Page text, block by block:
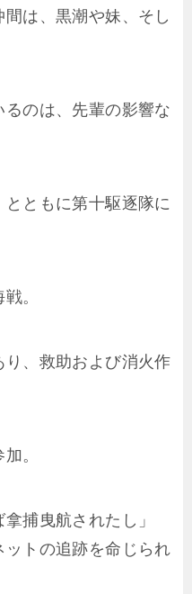
は、黒潮や妹、そし
のは、先輩の影響な
とともに第十駆逐隊に
。
、救助および消火作
。
捕曳航されたし」
トの追跡を命じられ